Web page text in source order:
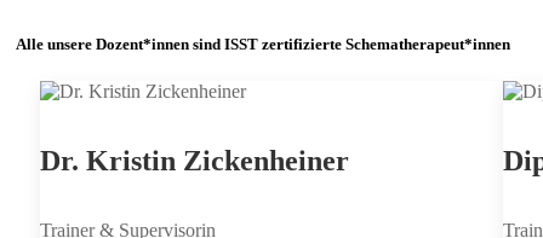
Alle unsere Dozent*innen sind ISST zertifizierte Schematherapeut*innen
Dr. Kristin Zickenheiner
Trainer & Supervisorin